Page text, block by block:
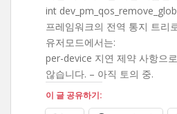
int
프레임워크의 전역 통지 트리
유저모드에서는:
per-device 지연 제약 사항으
않습니다. – 아직 토의 중.
이 글 공유하기: